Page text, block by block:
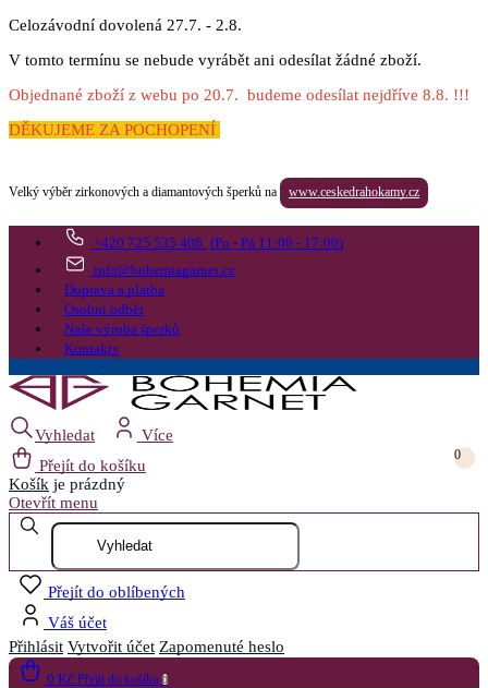
Celozávodní dovolená 27.7. - 2.8.
V tomto termínu se nebude vyrábět ani odesílat žádné zboží.
Objednané zboží z webu po 20.7. budeme odesílat nejdříve 8.8. !!!
DĚKUJEME ZA POCHOPENÍ
Velký výběr zirkonových a diamantových šperků na www.ceskedrahokamy.cz
+420 725 535 406 (Po - Pá 11:00 - 17:00)
info@bohemiagarnet.cz
Doprava a platba
Osobní odběr
Naše výroba šperků
Kontakty
Vyhledat
Více
Přejít do košíku
0
Košík je prázdný
Otevřít menu
Přejít do oblíbených
Váš účet
Přihlásit Vytvořit účet Zapomenuté heslo
0 Kč Přejít do košíku 0